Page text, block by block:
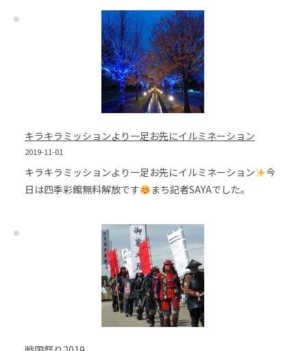
キラキラミッションより一足お先にイルミネーション
2019-11-01
キラキラミッションより一足お先にイルミネーション
今
日は四季彩館無料解放です
まち記者SAYAでした。